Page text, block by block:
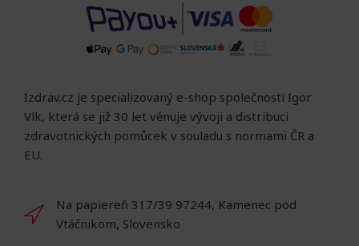
Izdrav.cz je specializovaný e-shop společnosti Igor
Vlk, která se již 30 let věnuje vývoji a distribuci
zdravotnických pomůcek v souladu s normami ČR a
EU.
Na papiereň 317/39 97244, Kamenec pod
Vtáčnikom, Slovensko